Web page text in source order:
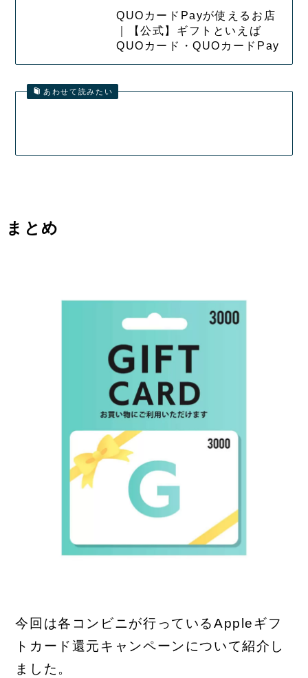
QUOカードPayが使えるお店
｜【公式】ギフトといえば
QUOカード・QUOカードPay
あわせて読みたい
まとめ
今回は各コンビニが行っているAppleギフ
トカード還元キャンペーンについて紹介し
ました。